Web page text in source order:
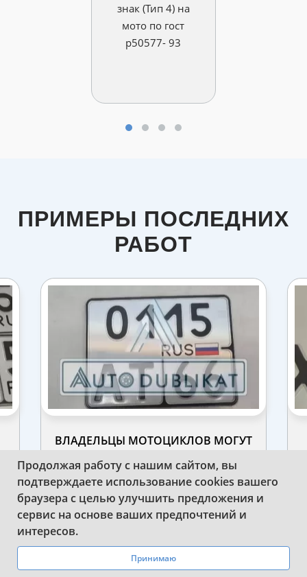
знак (Тип 4) на
мото по гост
р50577- 93
ПРИМЕРЫ ПОСЛЕДНИХ
РАБОТ
ВЛАДЕЛЬЦЫ МОТОЦИКЛОВ МОГУТ
ТИПА У НАС
ПОСМОТРЕТЬ ВСЕ РАБОТЫ
Продолжая работу с нашим сайтом, вы
подтверждаете использование cookies вашего
браузера с целью улучшить предложения и
сервис на основе ваших предпочтений и
интересов.
Принимаю
WhatsApp